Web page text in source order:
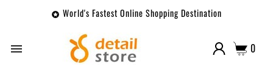
 World's Fastest Online Shopping Destination
 0